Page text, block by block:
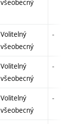
všeobecný
Volitelný
všeobecný
-
Volitelný
všeobecný
-
Volitelný
všeobecný
-